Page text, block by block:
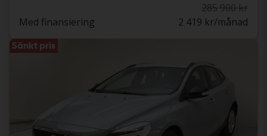
285 900 kr
Med finansiering
2 419 kr/månad
Sänkt pris